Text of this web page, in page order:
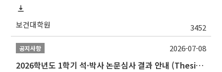
보건대학원 3452
공지사항
2026학년도 1학기 석·박사 논문심사 결과 안내 (Thesis Defense Result)
2026-07-08